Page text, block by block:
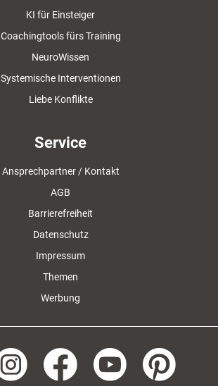
KI für Einsteiger
Coachingtools fürs Training
NeuroWissen
Systemische Interventionen
Liebe Konflikte
Service
Ansprechpartner / Kontakt
AGB
Barrierefreiheit
Datenschutz
Impressum
Themen
Werbung